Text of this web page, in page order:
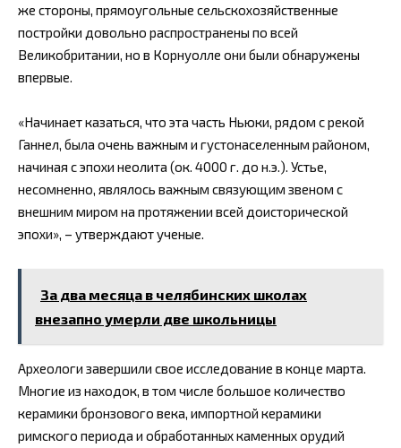
же стороны, прямоугольные сельскохозяйственные
постройки довольно распространены по всей
Великобритании, но в Корнуолле они были обнаружены
впервые.
«Начинает казаться, что эта часть Ньюки, рядом с рекой
Ганнел, была очень важным и густонаселенным районом,
начиная с эпохи неолита (ок. 4000 г. до н.э.). Устье,
несомненно, являлось важным связующим звеном с
внешним миром на протяжении всей доисторической
эпохи», – утверждают ученые.
За два месяца в челябинских школах
внезапно умерли две школьницы
Археологи завершили свое исследование в конце марта.
Многие из находок, в том числе большое количество
керамики бронзового века, импортной керамики
римского периода и обработанных каменных орудий